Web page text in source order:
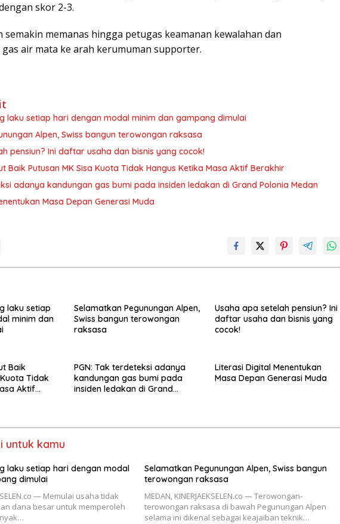
skor 2-3.
semakin memanas hingga petugas keamanan kewalahan dan
air mata ke arah kerumuman supporter.
laku setiap hari dengan modal minim dan gampang dimulai
Alpen, Swiss bangun terowongan raksasa
pensiun? Ini daftar usaha dan bisnis yang cocok!
Baik Putusan MK Sisa Kuota Tidak Hangus Ketika Masa Aktif Berakhir
adanya kandungan gas bumi pada insiden ledakan di Grand Polonia Medan
Masa Depan Generasi Muda
laku setiap
minim dan
Selamatkan Pegunungan Alpen,
Swiss bangun terowongan
raksasa
Usaha apa setelah pensiun? Ini
daftar usaha dan bisnis yang
cocok!
Baik
Tidak
Aktif
PGN: Tak terdeteksi adanya
kandungan gas bumi pada
insiden ledakan di Grand
Literasi Digital Menentukan
Masa Depan Generasi Muda
untuk kamu
laku setiap hari dengan modal
dimulai
— Memulai usaha tidak
dana besar untuk memperoleh
Selamatkan Pegunungan Alpen, Swiss bangun
terowongan raksasa
MEDAN, KINERJAEKSELEN.co — Terowongan-
terowongan raksasa di bawah Pegunungan Alpen
selama ini dikenal sebagai keajaiban teknik…